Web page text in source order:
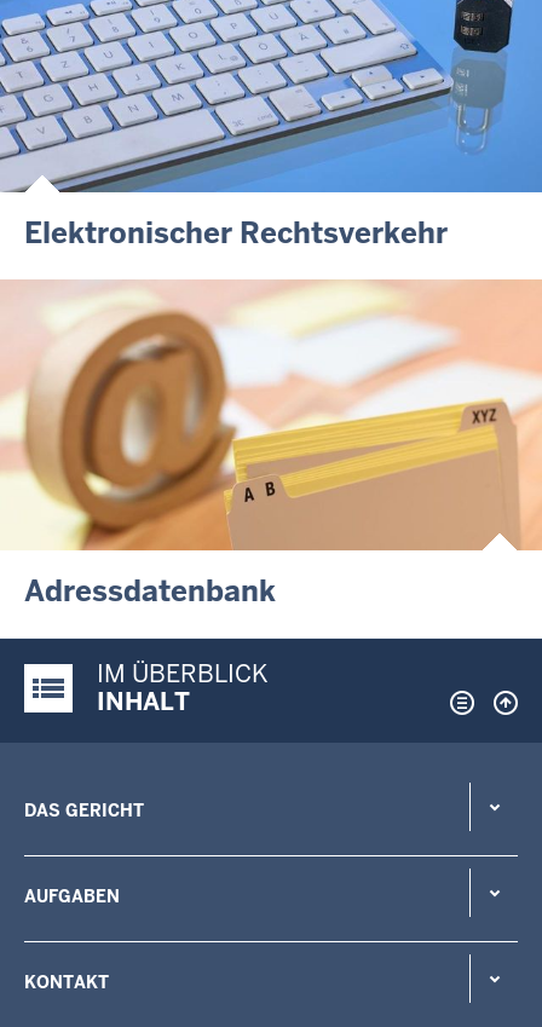
Elektronischer Rechtsverkehr
Adressdatenbank
Justiz-Portal im Überblick:
IM ÜBERBLICK
INHALT
DAS GERICHT
AUFGABEN
KONTAKT